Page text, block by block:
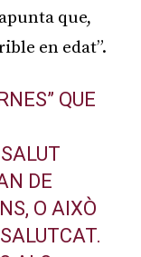
que,
en edat”.
QUE
DE
O AIXÒ
.